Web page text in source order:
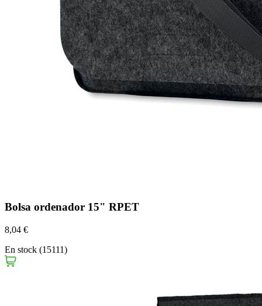
Bolsa ordenador 15" RPET
8,04 €
En stock (15111)